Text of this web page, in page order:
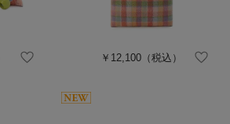
￥12,100 （税込）